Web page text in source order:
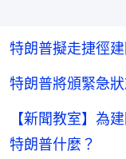
特朗普擬走捷徑
特朗普將頒緊急
【新聞教室】為
特朗普什麼？